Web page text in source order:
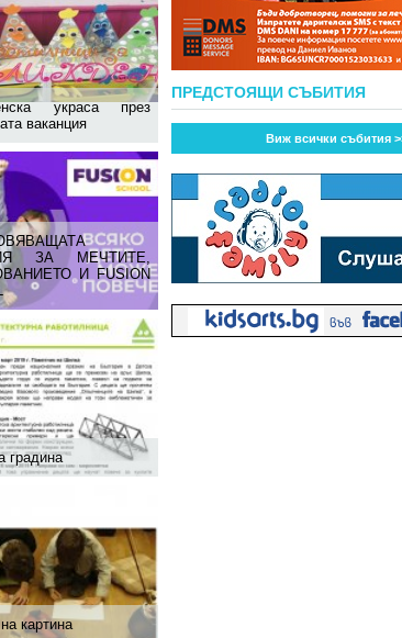
украса през
ваканция
ЗА МЕЧТИТЕ,
И FUSION
градина
картина
ПРЕДСТОЯЩИ СЪБИТИЯ
Виж всички събития